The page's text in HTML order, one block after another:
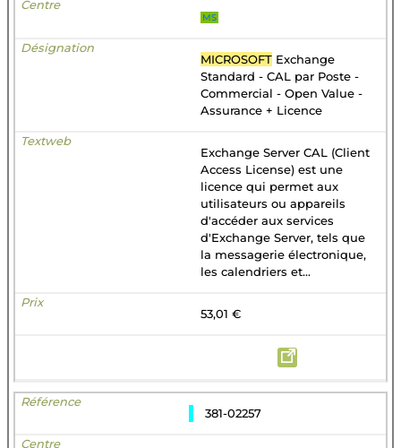
MS
MICROSOFT Exchange
Standard - CAL par Poste -
Commercial - Open Value -
Assurance + Licence
Exchange Server CAL (Client
Access License) est une
licence qui permet aux
utilisateurs ou appareils
d'accéder aux services
d'Exchange Server, tels que
la messagerie électronique,
les calendriers et...
53,01 €
381-02257